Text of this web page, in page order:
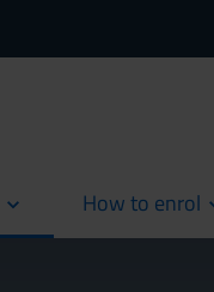
How to enrol